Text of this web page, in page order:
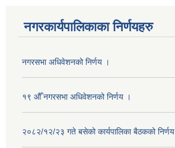
नगरकार्यपालिकाका निर्णयहरु
नगरसभा अधिवेशनको निर्णय ।
१९ औँ नगरसभा अधिवेशनको निर्णय ।
२०८२/१२/२३ गते बसेको कार्यपालिका बैठकको निर्णय